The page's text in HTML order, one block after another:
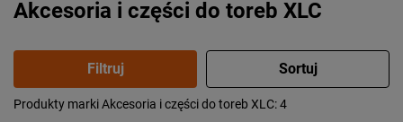
Akcesoria i części do toreb XLC
Popularność:
Produkty marki Akcesoria i części do toreb XLC: 4